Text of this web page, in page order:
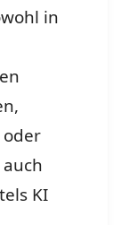
in
KI